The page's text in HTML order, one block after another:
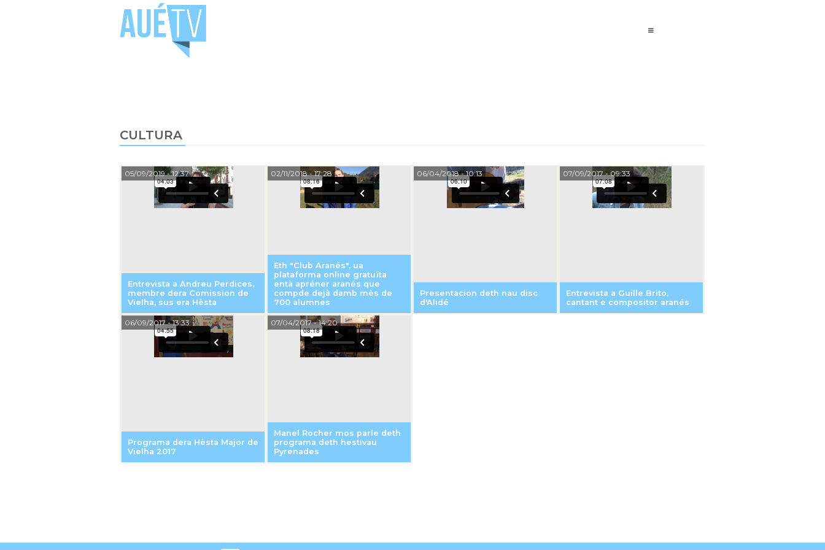
CULTURA
Entrevista a Andreu Perdices,
membre dera Comission de
Vielha, sus era Hèsta
05/09/2019- 12:37
Eth "Club Aranés", ua
plataforma online gratuïta
entà apréner aranés que
compde dejà damb mès de
700 alumnes
02/11/2018- 17:28
Presentacion deth nau disc
d'Alidé
06/04/2018- 10:13
Entrevista a Guille Brito,
cantant e compositor aranés
07/09/2017- 09:33
Programa dera Hèsta Major de
Vielha 2017
06/09/2017- 13:33
Manel Rocher mos parle deth
programa deth hestivau
Pyrenades
07/04/2017- 14:20